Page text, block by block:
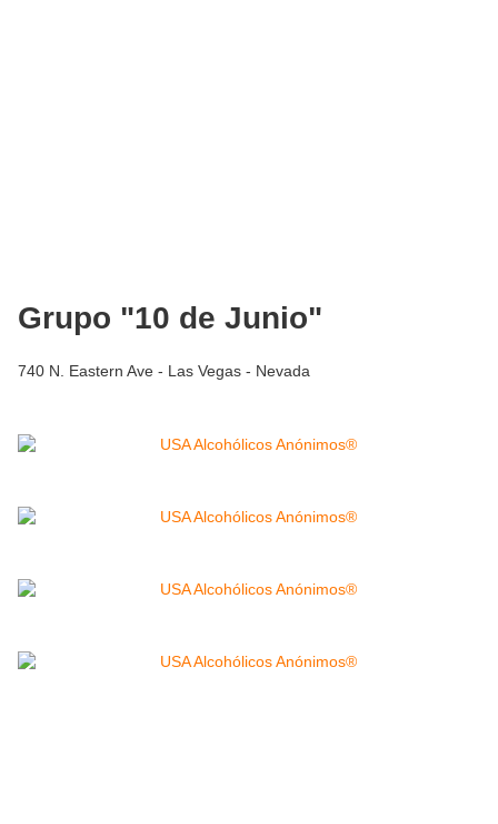
Grupo "10 de Junio"
740 N. Eastern Ave - Las Vegas - Nevada